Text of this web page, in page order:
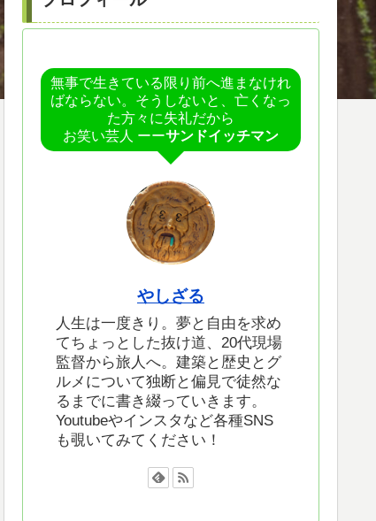
無事で生きている限り前へ進まなけれ
ばならない。そうしないと、亡くなっ
た方々に失礼だから
お笑い芸人 ーーサンドイッチマン
やしざる
人生は一度きり。夢と自由を求め
てちょっとした抜け道、20代現場
監督から旅人へ。建築と歴史とグ
ルメについて独断と偏見で徒然な
るまでに書き綴っていきます。
Youtubeやインスタなど各種SNS
も覗いてみてください！